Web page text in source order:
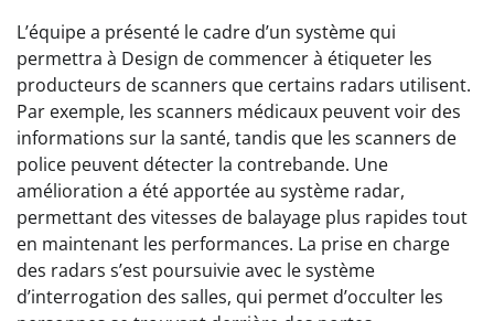
L’équipe a présenté le cadre d’un système qui
permettra à Design de commencer à étiqueter les
producteurs de scanners que certains radars utilisent.
Par exemple, les scanners médicaux peuvent voir des
informations sur la santé, tandis que les scanners de
police peuvent détecter la contrebande. Une
amélioration a été apportée au système radar,
permettant des vitesses de balayage plus rapides tout
en maintenant les performances. La prise en charge
des radars s’est poursuivie avec le système
d’interrogation des salles, qui permet d’occulter les